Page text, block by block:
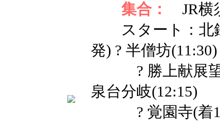
集合：
JR横
スタート：北鎌
発) ? 半僧坊(11:30)
? 勝上献展望台
泉台分岐(12:15)
? 覚園寺(着